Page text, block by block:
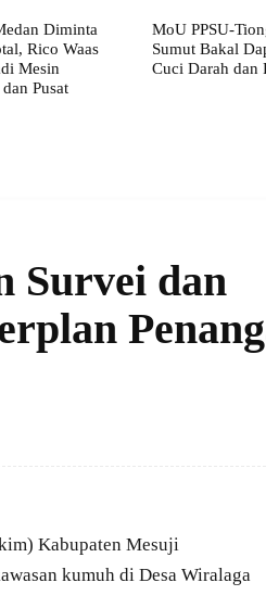
Diminta
Rico Waas
Mesin
Pusat
MoU PPSU-
Sumut Bakal
Cuci Darah dan
Survei dan
Kabupaten Mesuji
kumuh di Desa Wiralaga